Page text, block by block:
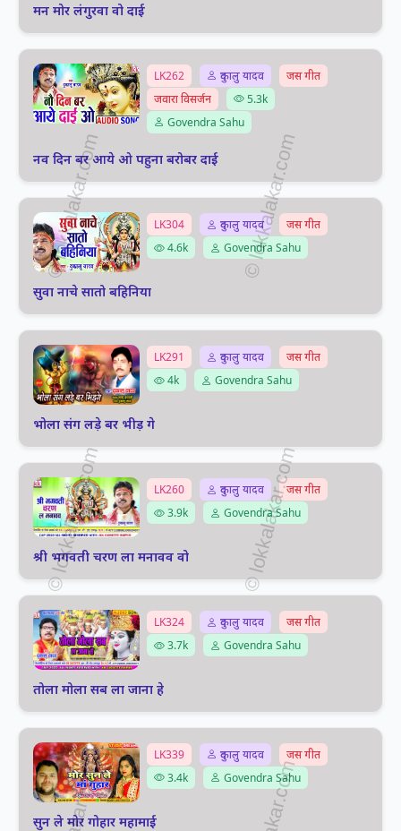
मन मोर लंगुरवा वो दाई
LK262 दुकालु यादव
जस गीत
जवारा विसर्जन
5.3k
Govendra Sahu
नव दिन बर आये ओ पहुना बरोबर दाई
LK304 दुकालु यादव
जस गीत
4.6k
Govendra Sahu
सुवा नाचे सातो बहिनिया
LK291 दुकालु यादव
जस गीत
4k
Govendra Sahu
भोला संग लड़े बर भीड़ गे
LK260 दुकालु यादव
जस गीत
3.9k
Govendra Sahu
श्री भगवती चरण ला मनावव वो
LK324 दुकालु यादव
जस गीत
3.7k
Govendra Sahu
तोला मोला सब ला जाना हे
LK339 दुकालु यादव
जस गीत
3.4k
Govendra Sahu
सुन ले मोर गोहार महामाई